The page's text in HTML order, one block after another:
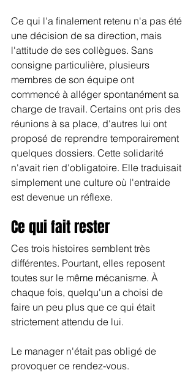
Ce qui l'a finalement retenu n'a pas été
une décision de sa direction, mais
l'attitude de ses collègues. Sans
consigne particulière, plusieurs
membres de son équipe ont
commencé à alléger spontanément sa
charge de travail. Certains ont pris des
réunions à sa place, d'autres lui ont
proposé de reprendre temporairement
quelques dossiers. Cette solidarité
n'avait rien d'obligatoire. Elle traduisait
simplement une culture où l'entraide
est devenue un réflexe.
Ce qui fait rester
Ces trois histoires semblent très
différentes. Pourtant, elles reposent
toutes sur le même mécanisme. À
chaque fois, quelqu'un a choisi de
faire un peu plus que ce qui était
strictement attendu de lui.
Le manager n'était pas obligé de
provoquer ce rendez-vous.